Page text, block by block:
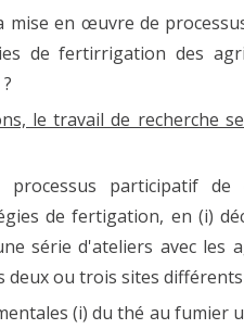
mise en œuvre de
de fertirrigation des
le travail de recherche
processus participatif
de fertigation, en (i)
série d'ateliers avec les
ou trois sites
(i) du thé au fumier